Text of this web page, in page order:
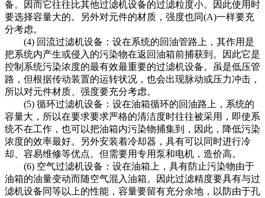
备。因而它往往比其他过滤机设备的过滤粒度小。因此使用时
要选择容量大的。另外对元件的材质，强度也同(A)一样要充
分考虑。
(4) 回流过滤机设备：设在系统的回油管路上，其作用是
把系统内产生或侵入的污染物在返回油箱前捕获到。因此它是
控制系统污染浓度的最有效最重要的过滤机设备。虽是低压管
路，但根据传动装置的运转状况，也会出现脉动或压力冲击，
所以对元件材质、强度要充分考虑。
(5) 循环过滤机设备：设在油箱循环的回油路上，系统的
容量大，所以在要求要求严格的清洁度时往往被采用，即使系
统不在工作，也可以把油箱内污染物捕集到，因此，降低污染
浓度的效率最好。另外安装着冷却器，具有可以同时进行冷
却、容易维修等优点。但需要用专用泵和电机，造价高。
(6) 空气过滤机设备：设在油箱上，具有防止污染物由于
油箱的油量变动而随空气混入油箱。因此过滤精度要具有与过
滤机设备同等以上的性能，容量要留有充分余地，以防由于孔